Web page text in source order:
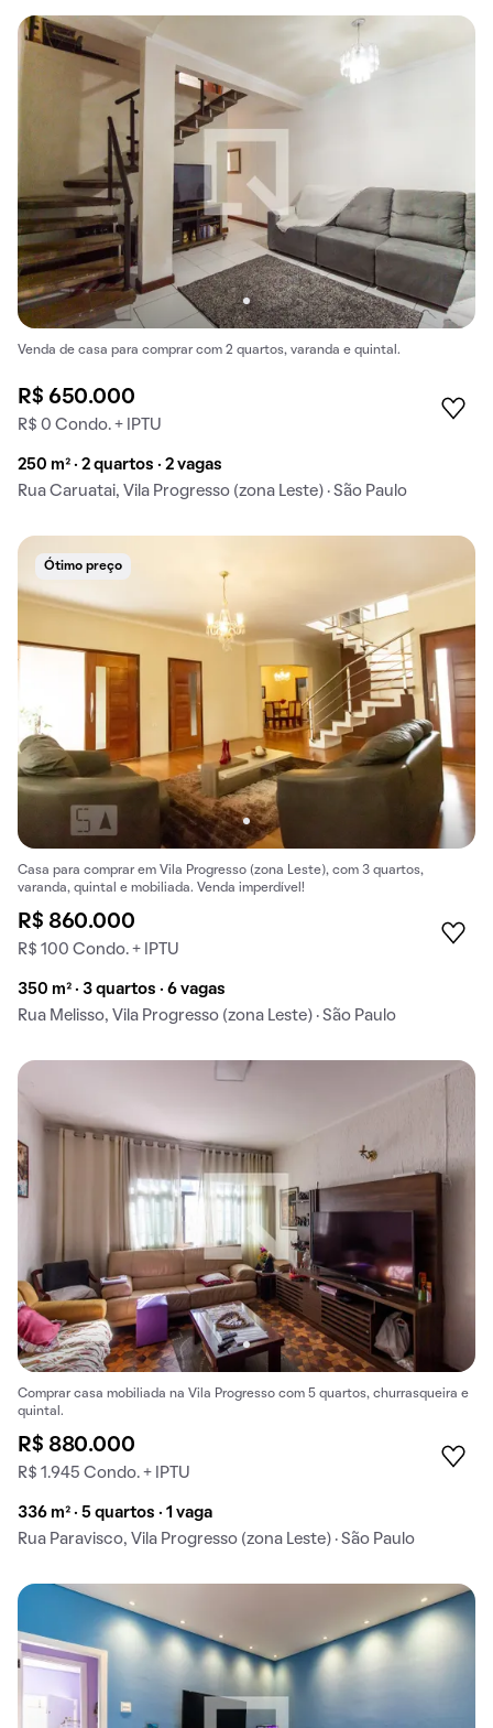
Venda de casa para comprar com 2 quartos, varanda e quintal.
R$ 650.000
R$ 0 Condo. + IPTU
250 m² · 2 quartos · 2 vagas
Rua Caruatai, Vila Progresso (zona Leste) · São Paulo
Ótimo preço
Casa para comprar em Vila Progresso (zona Leste), com 3 quartos,
varanda, quintal e mobiliada. Venda imperdível!
R$ 860.000
R$ 100 Condo. + IPTU
350 m² · 3 quartos · 6 vagas
Rua Melisso, Vila Progresso (zona Leste) · São Paulo
Comprar casa mobiliada na Vila Progresso com 5 quartos, churrasqueira e
quintal.
R$ 880.000
R$ 1.945 Condo. + IPTU
336 m² · 5 quartos · 1 vaga
Rua Paravisco, Vila Progresso (zona Leste) · São Paulo